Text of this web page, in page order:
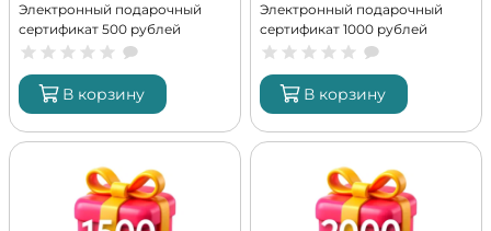
Электронный подарочный
сертификат 500 рублей
В корзину
Электронный подарочный
сертификат 1000 рублей
В корзину